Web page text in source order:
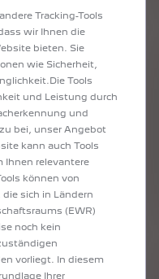
staatliche
Förderung ist nicht
PEUGEOT E-208 mit
CARE bis zu einem
160.000 km sorgenfrei.
Neufahrzeuggarantie und jede
Tracking-Tools
wir Ihnen die
bieten. Sie
wie Sicherheit,
Tools
und Leistung durch
und
bei, unser Angebot
kann auch Tools
Ihnen relevantere
können von
sich in Ländern
(EWR)
noch kein
vorliegt. In diesem
Ihrer